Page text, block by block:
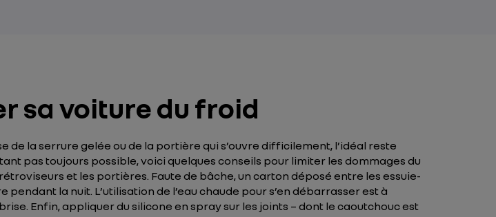
sa voiture du froid
la serrure gelée ou de la portière qui s’ouvre difficilement, l’idéal reste
pas toujours possible, voici quelques conseils pour limiter les dommages du
et les portières. Faute de bâche, un carton déposé entre les essuie-
la nuit. L’utilisation de l’eau chaude pour s’en débarrasser est à
Enfin, appliquer du silicone en spray sur les joints – dont le caoutchouc est